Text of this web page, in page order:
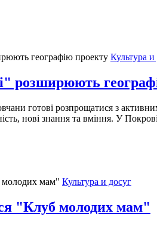
Культура и
розширюють
готові розпрощатися з
нові знання та вміння. У
Культура и досуг
"Клуб молодих мам"